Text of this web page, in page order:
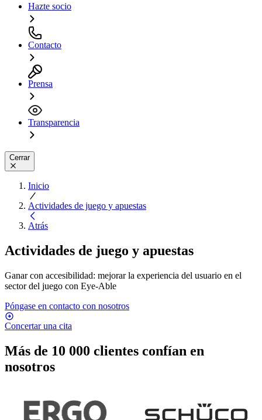
Hazte socio
Contacto
Prensa
Transparencia
Cerrar
Inicio
Actividades de juego y apuestas
Atrás
Actividades de juego y apuestas
Ganar con accesibilidad: mejorar la experiencia del usuario en el
sector del juego con Eye-Able
Póngase en contacto con nosotros
Concertar una cita
Más de 10 000 clientes confían en
nosotros